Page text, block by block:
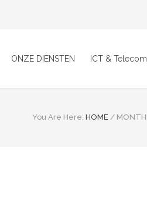
ONZE DIENSTEN ICT & Telecom
You Are Here: HOME /